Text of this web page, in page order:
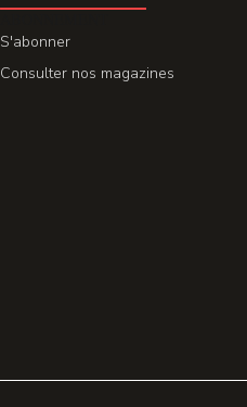
S'abonner
Consulter nos magazines